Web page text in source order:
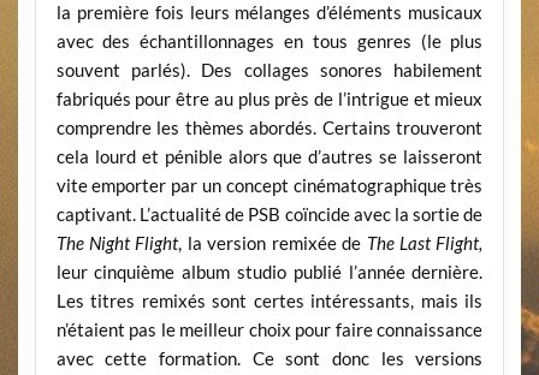
la première fois leurs mélanges d’éléments musicaux
avec des échantillonnages en tous genres (le plus
souvent parlés). Des collages sonores habilement
fabriqués pour être au plus près de l’intrigue et mieux
comprendre les thèmes abordés. Certains trouveront
cela lourd et pénible alors que d’autres se laisseront
vite emporter par un concept cinématographique très
captivant. L’actualité de PSB coïncide avec la sortie de
The Night Flight, la version remixée de The Last Flight,
leur cinquième album studio publié l’année dernière.
Les titres remixés sont certes intéressants, mais ils
n’étaient pas le meilleur choix pour faire connaissance
avec cette formation. Ce sont donc les versions